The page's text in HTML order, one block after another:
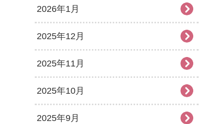
2026年1月
2025年12月
2025年11月
2025年10月
2025年9月